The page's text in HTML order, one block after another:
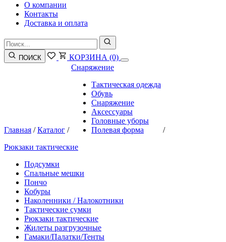
О компании
Контакты
Доставка и оплата
ПОИСК КОРЗИНА (0)
Главная /Каталог /
Снаряжение
Тактическая одежда
Обувь
Снаряжение
Аксессуары
Головные уборы
Полевая форма
/
Рюкзаки тактические
Подсумки
Спальные мешки
Пончо
Кобуры
Наколенники / Налокотники
Тактические сумки
Рюкзаки тактические
Жилеты разгрузочные
Гамаки/Палатки/Тенты